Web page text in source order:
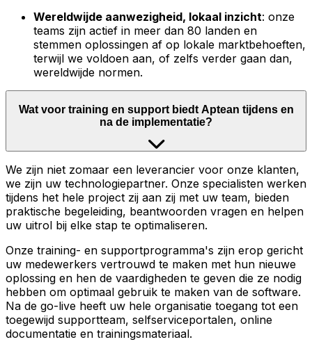
Wereldwijde aanwezigheid, lokaal inzicht: onze
teams zijn actief in meer dan 80 landen en
stemmen oplossingen af op lokale marktbehoeften,
terwijl we voldoen aan, of zelfs verder gaan dan,
wereldwijde normen.
Wat voor training en support biedt Aptean tijdens en
na de implementatie?
We zijn niet zomaar een leverancier voor onze klanten,
we zijn uw technologiepartner. Onze specialisten werken
tijdens het hele project zij aan zij met uw team, bieden
praktische begeleiding, beantwoorden vragen en helpen
uw uitrol bij elke stap te optimaliseren.
Onze training- en supportprogramma's zijn erop gericht
uw medewerkers vertrouwd te maken met hun nieuwe
oplossing en hen de vaardigheden te geven die ze nodig
hebben om optimaal gebruik te maken van de software.
Na de go-live heeft uw hele organisatie toegang tot een
toegewijd supportteam, selfserviceportalen, online
documentatie en trainingsmateriaal.